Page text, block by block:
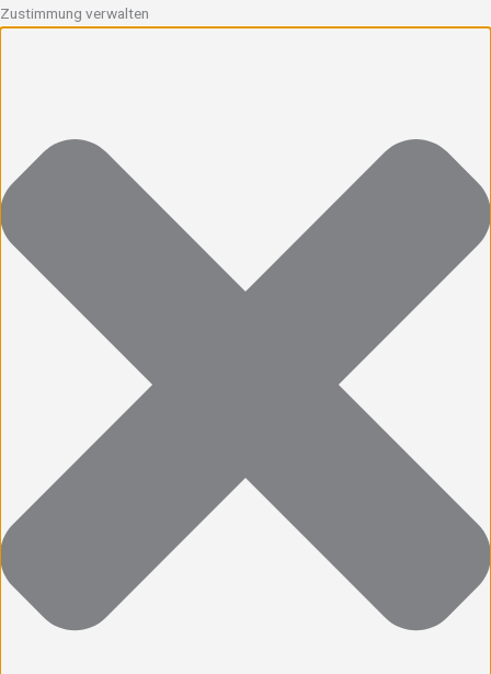
Zustimmung verwalten